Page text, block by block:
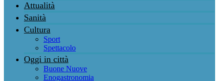
Attualità
Sanità
Cultura
Sport
Spettacolo
Oggi in città
Buone Nuove
Enogastronomia